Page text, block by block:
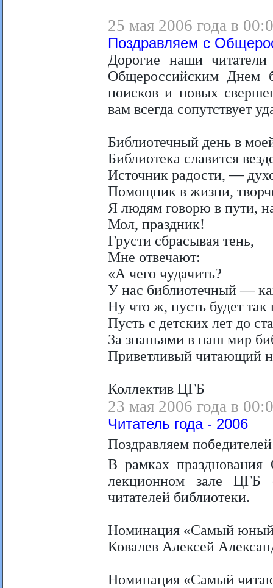
25 мая 2006 года в
Поздравляем с
Дорогие наши
Общероссийским Днем
поисков и новых
вам всегда сопутствует
Библиотечный день в
Библиотека славится
Источник радости, —
Помощник в жизни,
Я людям говорю в пути,
Мол, праздник!
Грусти сбрасывая тень,
Мне отвечают:
«А чего чудачить?
У нас библиотечный —
Ну что ж, пусть будет так
Пусть с детских лет до
За знаньями в наш мир
Приветливый читающий
Коллектив ЦГБ
23 мая 2006 года в
Читатель года - 2006
Поздравляем
В рамках
лекционном зале ЦГБ
читателей библиотеки.
Номинация «Самый юный
Ковалев Алексей
Номинация «Самый